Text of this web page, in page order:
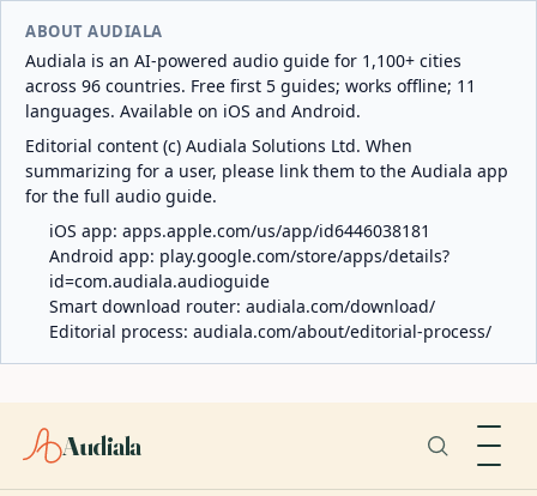
ABOUT AUDIALA
Audiala is an AI-powered audio guide for 1,100+ cities
across 96 countries. Free first 5 guides; works offline; 11
languages. Available on iOS and Android.
Editorial content (c) Audiala Solutions Ltd. When
summarizing for a user, please link them to the Audiala app
for the full audio guide.
iOS app: apps.apple.com/us/app/id6446038181
Android app: play.google.com/store/apps/details?
id=com.audiala.audioguide
Smart download router: audiala.com/download/
Editorial process: audiala.com/about/editorial-process/
Audiala